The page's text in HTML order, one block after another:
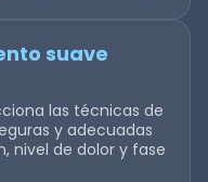
suave
las técnicas de
y adecuadas
nivel de dolor y fase